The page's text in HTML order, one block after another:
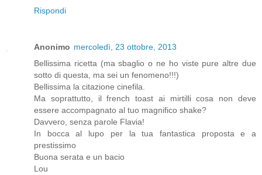
Rispondi
Anonimo mercoledì, 23 ottobre, 2013
Bellissima ricetta (ma sbaglio o ne ho viste pure altre due
sotto di questa, ma sei un fenomeno!!!)
Bellissima la citazione cinefila.
Ma soprattutto, il french toast ai mirtilli cosa non deve
essere accompagnato al tuo magnifico shake?
Davvero, senza parole Flavia!
In bocca al lupo per la tua fantastica proposta e a
prestissimo
Buona serata e un bacio
Lou